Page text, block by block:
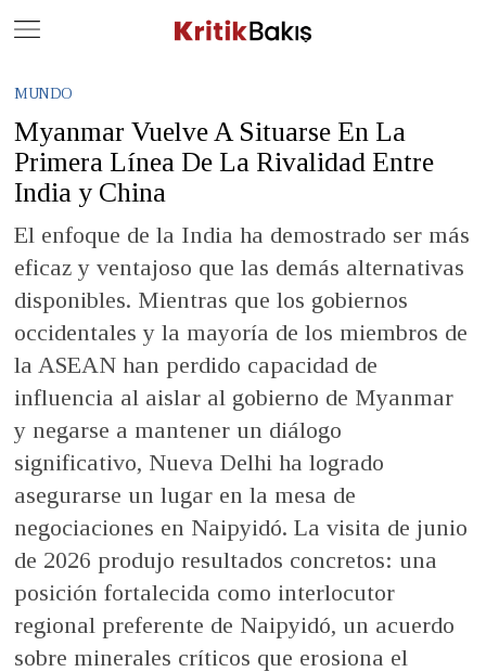
MUNDO
Myanmar Vuelve A Situarse En La
Primera Línea De La Rivalidad Entre
India y China
El enfoque de la India ha demostrado ser más
eficaz y ventajoso que las demás alternativas
disponibles. Mientras que los gobiernos
occidentales y la mayoría de los miembros de
la ASEAN han perdido capacidad de
influencia al aislar al gobierno de Myanmar
y negarse a mantener un diálogo
significativo, Nueva Delhi ha logrado
asegurarse un lugar en la mesa de
negociaciones en Naipyidó. La visita de junio
de 2026 produjo resultados concretos: una
posición fortalecida como interlocutor
regional preferente de Naipyidó, un acuerdo
sobre minerales críticos que erosiona el